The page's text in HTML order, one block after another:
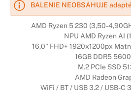
BALENIE NEOBSAHUJE
AMD Ryzen 5 230 (3,50-
NPU AMD Ryzen AI
16,0" FHD+ 1920x1200px
16GB DDR5
M.2 PCIe SSD
AMD Radeon
WiFi / BT / USB 3.2 / USB-C